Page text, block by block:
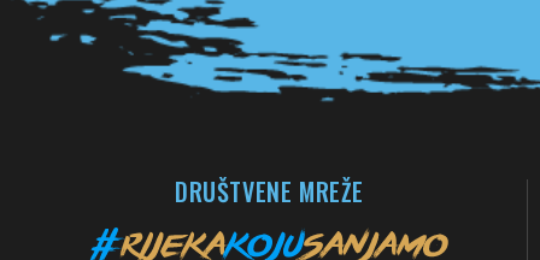
DRUŠTVENE MREŽE